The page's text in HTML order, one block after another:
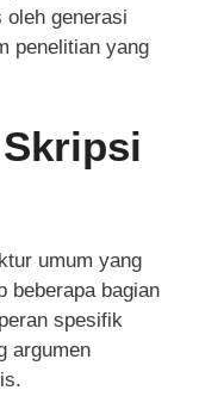
oleh generasi
penelitian yang
umum yang
beberapa bagian
spesifik
argumen